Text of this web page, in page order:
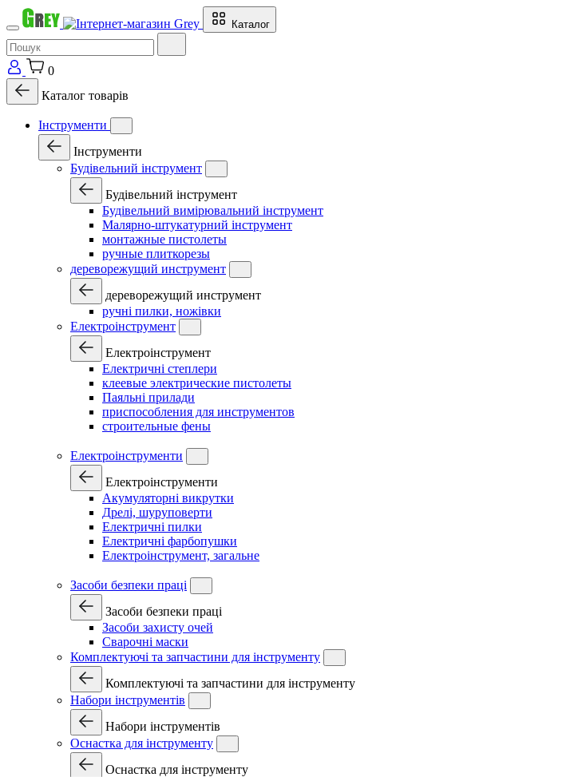
Каталог
0
Каталог товарів
Інструменти
Інструменти
Будівельний інструмент
Будівельний інструмент
Будівельний вимірювальний інструмент
Малярно-штукатурний інструмент
монтажные пистолеты
ручные плиткорезы
дереворежущий инструмент
дереворежущий инструмент
ручні пилки, ножівки
Електроінструмент
Електроінструмент
Електричні степлери
клеевые электрические пистолеты
Паяльні прилади
приспособления для инструментов
строительные фены
Електроінструменти
Електроінструменти
Акумуляторні викрутки
Дрелі, шуруповерти
Електричні пилки
Електричні фарбопушки
Електроінструмент, загальне
Засоби безпеки праці
Засоби безпеки праці
Засоби захисту очей
Сварочні маски
Комплектуючі та запчастини для інструменту
Комплектуючі та запчастини для інструменту
Набори інструментів
Набори інструментів
Оснастка для інструменту
Оснастка для інструменту